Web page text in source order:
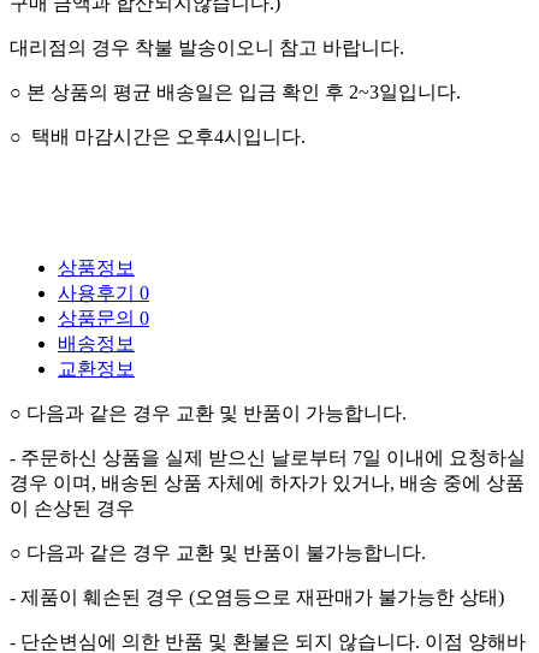
대리점의 경우 착불 발송이오니 참고 바랍니다.
○ 본 상품의 평균 배송일은 입금 확인 후 2~3일입니다.
○ 택배 마감시간은 오후4시입니다.
상품정보
사용후기 0
상품문의 0
배송정보
교환정보
○ 다음과 같은 경우 교환 및 반품이 가능합니다.
- 주문하신 상품을 실제 받으신 날로부터 7일 이내에 요청하실
경우 이며 , 배송된 상품 자체에 하자가 있거나, 배송 중에 상품
이 손상된 경우
○ 다음과 같은 경우 교환 및 반품이 불가능합니다.
- 제품이 훼손된 경우 (오염등으로 재판매가 불가능한 상태)
- 단순변심에 의한 반품 및 환불은 되지 않습니다. 이점 양해바